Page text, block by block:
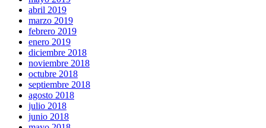
abril 2019
marzo 2019
febrero 2019
enero 2019
diciembre 2018
noviembre 2018
octubre 2018
septiembre 2018
agosto 2018
julio 2018
junio 2018